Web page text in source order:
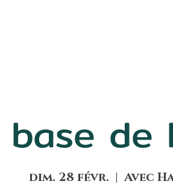
de
dim. 28 févr.
  |
Avec